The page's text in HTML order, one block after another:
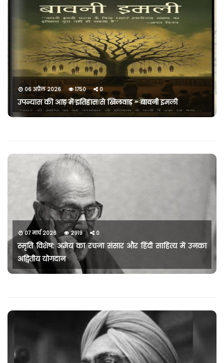
06 अप्रैल 2026 1750 0
उपन्यास की आड़ में इतिहास से खिलवाड़ - बावनी इमली
07 मार्च 2026 2919 0
स्मृति विशेष: अज्ञेय का रचना संसार और हिंदी साहित्य में उनका
अद्वितीय योगदान